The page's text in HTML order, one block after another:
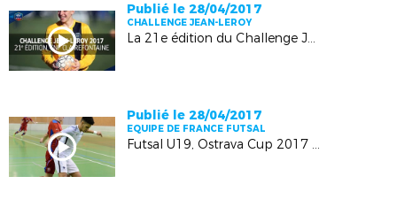
Publié le 28/04/2017
CHALLENGE JEAN-LEROY
La 21e édition du Challenge Jean-Leroy
Publié le 28/04/2017
EQUIPE DE FRANCE FUTSAL
Futsal U19, Ostrava Cup 2017 : tous les buts !